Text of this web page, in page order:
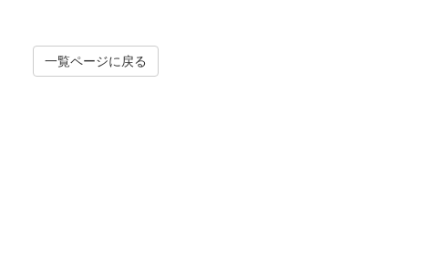
一覧ページに戻る